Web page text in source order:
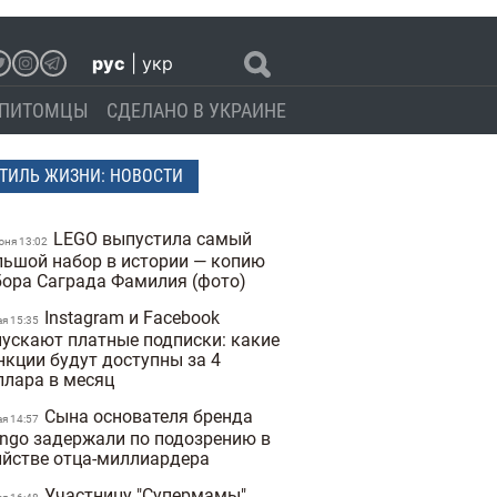
рус укр
ПИТОМЦЫ СДЕЛАНО В УКРАИНЕ
ЖИЗНИ: НОВОСТИ
13:02
LEGO выпустила самый
набор в истории — копию
Саграда Фамилия (фото)
15:35 Instagram и Facebook
платные подписки: какие
будут доступны за 4
в месяц
14:57
Сына основателя бренда
задержали по подозрению в
отца-миллиардера